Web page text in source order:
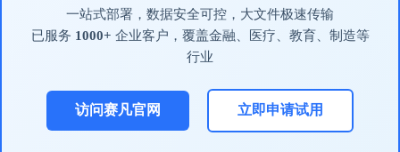
一站式部署，数据安全可控，大文件极速传输
已服务 1000+ 企业客户，覆盖金融、医疗、教育、制造等
行业
访问赛凡官网 立即申请试用